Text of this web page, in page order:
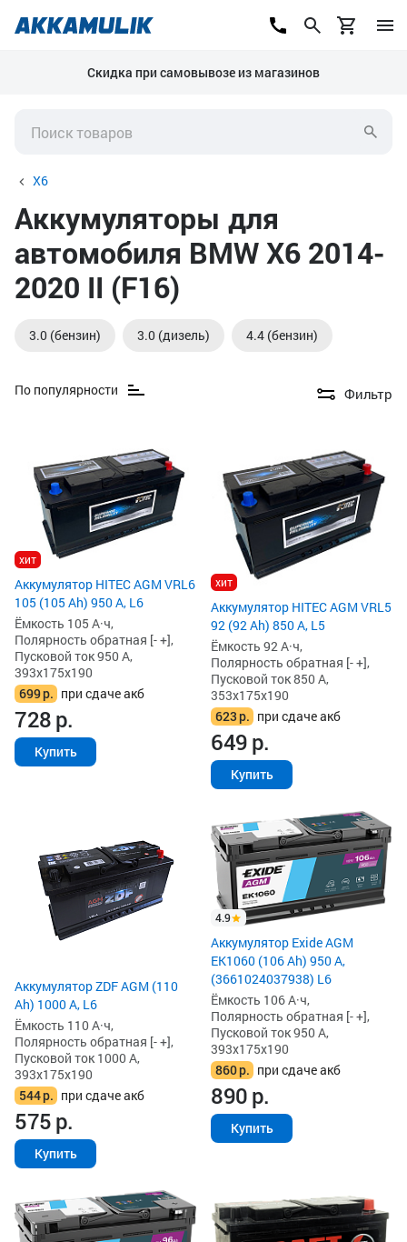
Скидка при самовывозе из магазинов
X6
Аккумуляторы для
автомобиля BMW X6 2014-
2020 II (F16)
3.0 (бензин) 3.0 (дизель) 4.4 (бензин)
По популярности Фильтр
хит
Аккумулятор HITEC AGM VRL6
105 (105 Ah) 950 А, L6
Ёмкость 105 А·ч,
Полярность обратная [- +],
Пусковой ток 950 А,
393x175x190
699р. при сдаче акб
728р.
Купить
хит
Аккумулятор HITEC AGM VRL5
92 (92 Ah) 850 А, L5
Ёмкость 92 А·ч,
Полярность обратная [- +],
Пусковой ток 850 А,
353x175x190
623р. при сдаче акб
649р.
Купить
Аккумулятор ZDF AGM (110
Ah) 1000 А, L6
Ёмкость 110 А·ч,
Полярность обратная [- +],
Пусковой ток 1000 А,
393x175x190
544р. при сдаче акб
575р.
Купить
4.9
Аккумулятор Exide AGM
EK1060 (106 Ah) 950 А,
(3661024037938) L6
Ёмкость 106 А·ч,
Полярность обратная [- +],
Пусковой ток 950 А,
393x175x190
860р. при сдаче акб
890р.
Купить